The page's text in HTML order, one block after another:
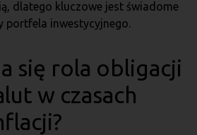
dlatego kluczowe jest świadome
portfela inwestycyjnego.
się rola obligacji
w czasach